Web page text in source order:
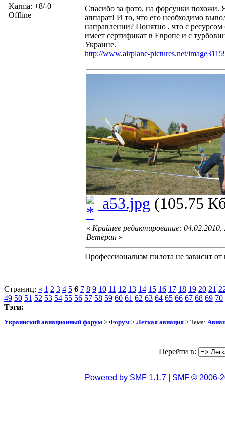
Karma: +8/-0
Offline
Спасибо за фото, на форсунки похожи.
аппарат! И то, что его необходимо
направлении? Понятно , что с
имеет сертификат в Европе и с
Украине.
http://www.airplane-pictures.net/
a53.jpg (105.75
« Крайнее редактирование:
Ветеран »
Профессионализм пилота не зависит
Страниц: « 1 2 3 4 5 6 7 8 9 10 11 12 13 14 15 16 17 18 19 20 21
49 50 51 52 53 54 55 56 57 58 59 60 61 62 63 64 65 66 67 68 69 70
Тэги:
Украинский авиационный форум > Форум > Легкая авиация > Тема:
Перейти в:
Powered by SMF 1.1.7 SMF © 2006-